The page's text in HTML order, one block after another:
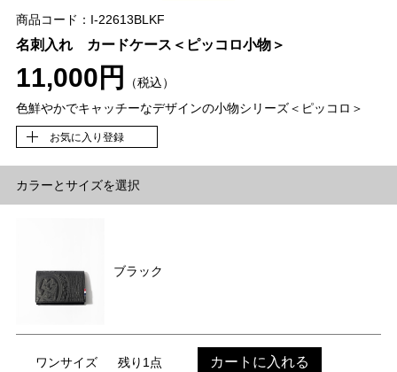
商品コード：I-22613BLKF
名刺入れ カードケース＜ピッコロ小物＞
11,000円
（税込）
色鮮やかでキャッチーなデザインの小物シリーズ＜ピッコロ＞
お気に入り登録
カラーとサイズを選択
ブラック
ワンサイズ 残り1点 カートに入れる